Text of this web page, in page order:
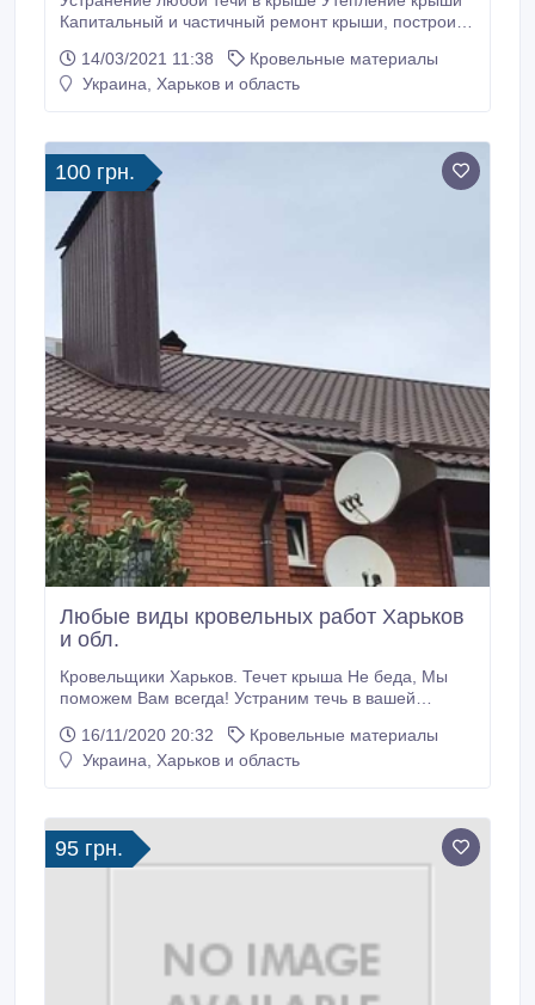
Капитальный и частичный ремонт крыши, построим
мягкой кровли Ремонт проффнастила Ремонт
кровли гаража, кровля над предприятием, над
14/03/2021 11:38
Кровельные материалы
Украина, Харьков и область
100 грн.
Любые виды кровельных работ Харьков
и обл.
Кровельщики Харьков. Течет крыша Не беда, Мы
поможем Вам всегда! Устраним течь в вашей
Ремонт примыканий, отливов. Ремонт кровли
шиферной, мягкой, андулиовой и т д Звоните прямо
вариант Дополнительная информация на сайте
krisha.
16/11/2020 20:32
Кровельные материалы
Украина, Харьков и область
95 грн.